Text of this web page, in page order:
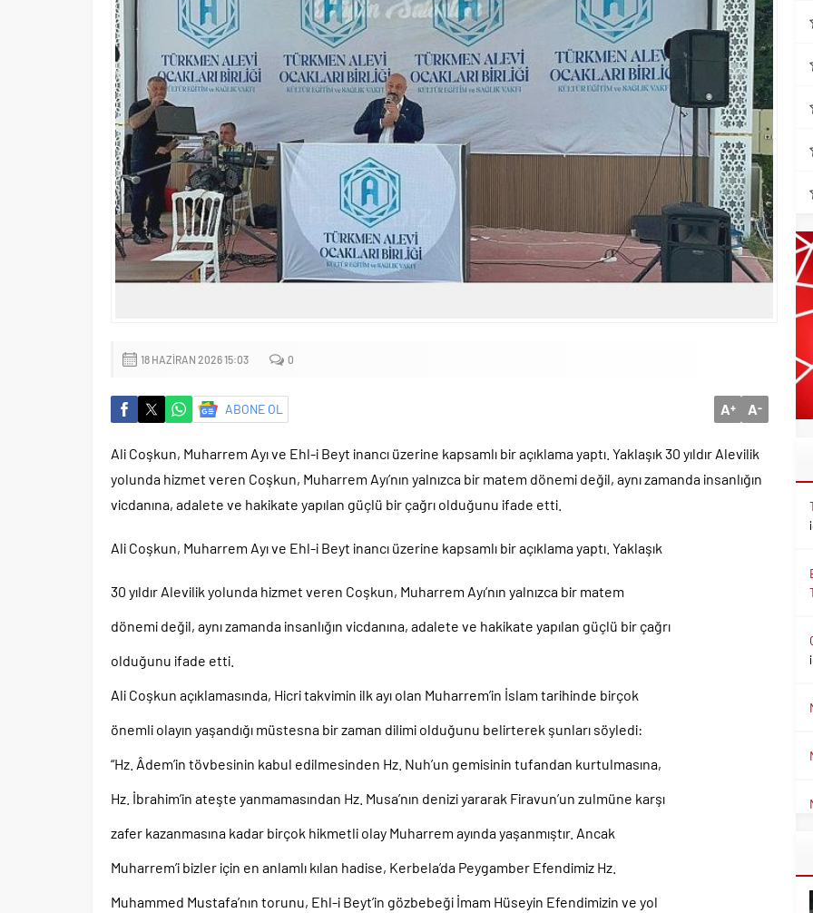
18 HAZIRAN 2026 15:03 0
ABONE OL A+ A-
Ali Coşkun, Muharrem Ayı ve Ehl-i Beyt inancı üzerine kapsamlı bir açıklama yaptı. Yaklaşık 30 yıldır Alevilik
yolunda hizmet veren Coşkun, Muharrem Ayı’nın yalnızca bir matem dönemi değil, aynı zamanda insanlığın
vicdanına, adalete ve hakikate yapılan güçlü bir çağrı olduğunu ifade etti.
Ali Coşkun, Muharrem Ayı ve Ehl-i Beyt inancı üzerine kapsamlı bir açıklama yaptı. Yaklaşık
30 yıldır Alevilik yolunda hizmet veren Coşkun, Muharrem Ayı’nın yalnızca bir matem
dönemi değil, aynı zamanda insanlığın vicdanına, adalete ve hakikate yapılan güçlü bir çağrı
olduğunu ifade etti.
Ali Coşkun açıklamasında, Hicri takvimin ilk ayı olan Muharrem’in İslam tarihinde birçok
önemli olayın yaşandığı müstesna bir zaman dilimi olduğunu belirterek şunları söyledi:
“Hz. Âdem’in tövbesinin kabul edilmesinden Hz. Nuh’un gemisinin tufandan kurtulmasına,
Hz. İbrahim’in ateşte yanmamasından Hz. Musa’nın denizi yararak Firavun’un zulmüne karşı
zafer kazanmasına kadar birçok hikmetli olay Muharrem ayında yaşanmıştır. Ancak
Muharrem’i bizler için en anlamlı kılan hadise, Kerbela’da Peygamber Efendimiz Hz.
Muhammed Mustafa’nın torunu, Ehl-i Beyt’in gözbebeği İmam Hüseyin Efendimizin ve yol